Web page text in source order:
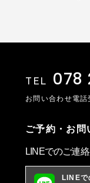
TEL 078
お問い合わせ電
ご予約・お問
LINEでのご連
LINEで